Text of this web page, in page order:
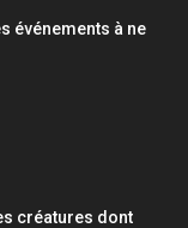
événements à ne
créatures dont